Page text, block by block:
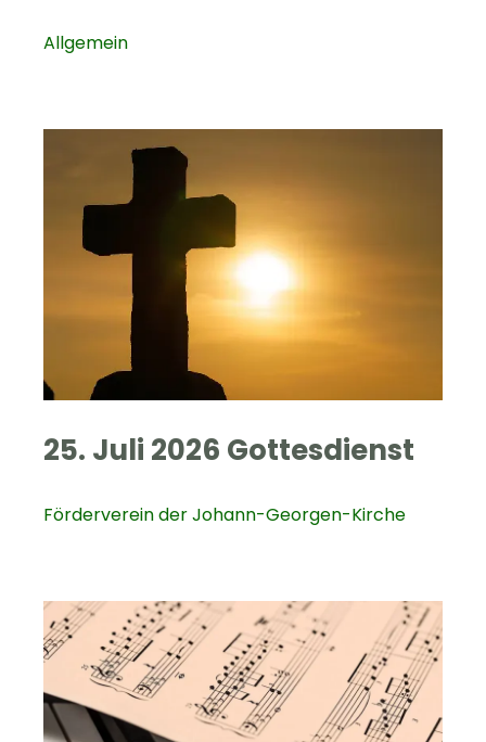
Allgemein
25. Juli 2026 Gottesdienst
Förderverein der Johann-Georgen-Kirche